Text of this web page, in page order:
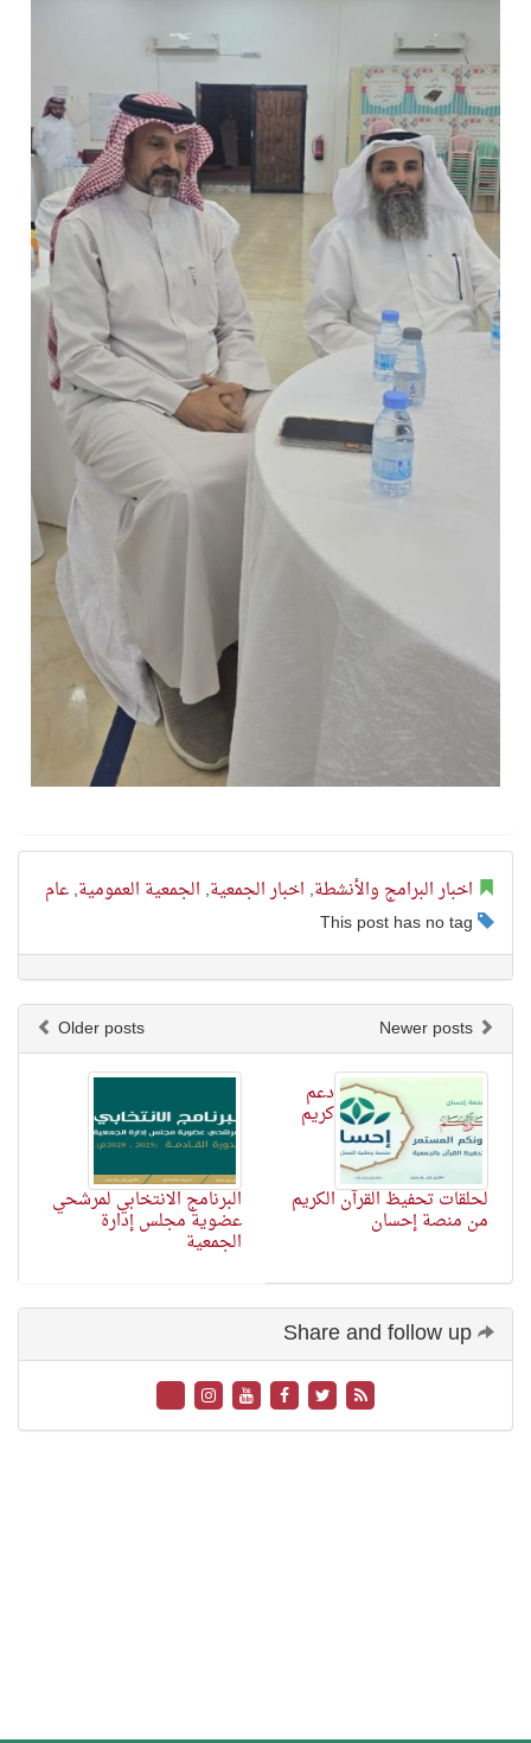
اخبار البرامج والأنشطة, اخبار الجمعية, الجمعية العمومية,عام
Older posts
البرنامج الانتخابي لمرشحي
عضوية مجلس إدارة
الجمعية
دعم
كريم
لحلقات تحفيظ القرآن الكريم
من منصة إحسان